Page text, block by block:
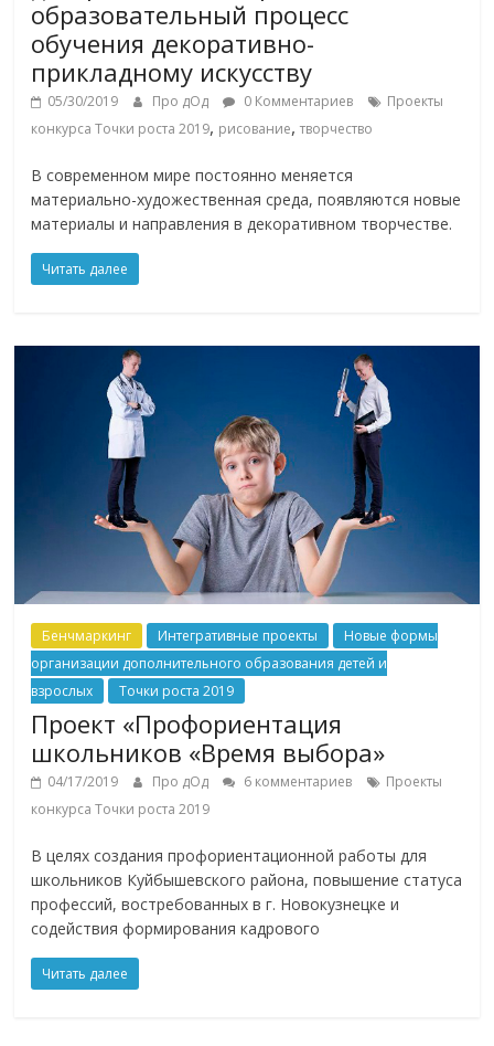
образовательный процесс
обучения декоративно-
прикладному искусству
05/30/2019 Про дОд 0 Комментариев
Проекты
конкурса Точки роста 2019, рисование,творчество
В современном мире постоянно меняется
материально-художественная среда, появляются новые
материалы и направления в декоративном творчестве.
Читать далее
Бенчмаркинг Интегративные проекты
Новые формы
организации дополнительного образования детей и
взрослых
Точки роста 2019
Проект «Профориентация
школьников «Время выбора»
04/17/2019 Про дОд 6 комментариев
Проекты
конкурса Точки роста 2019
В целях создания профориентационной работы для
школьников Куйбышевского района, повышение статуса
профессий, востребованных в г. Новокузнецке и
содействия формирования кадрового
Читать далее